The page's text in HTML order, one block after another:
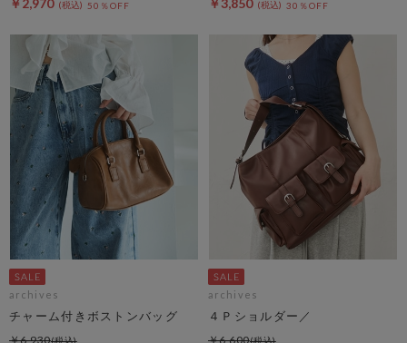
￥2,970 50％OFF ￥3,850 30％OFF
archives
チャーム付きボストンバッグ
￥6,930
archives
４Ｐショルダー／
￥6,600